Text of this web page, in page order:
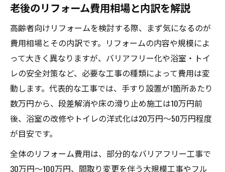
老後のリフォーム費用相場と内訳を解説
高齢者向けリフォームを検討する際、まず気になるのが
費用相場とその内訳です。リフォームの内容や規模によ
って大きく異なりますが、バリアフリー化や浴室・トイ
レの安全対策など、必要な工事の種類によって費用は変
動します。代表的な工事では、手すり設置が1箇所あたり
数万円から、段差解消や床の滑り止め施工は10万円前
後、浴室の改修やトイレの洋式化は20万円～50万円程度
が目安です。
全体のリフォーム費用は、部分的なバリアフリー工事で
30万円～100万円、間取り変更を伴う大規模工事やフル